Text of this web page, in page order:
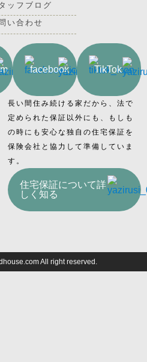
ッフブログ
い合わせ
facebook TikTok
長い間住み続ける家だから、法で
定められた保証以外にも、もしも
の時にも安心な独自の住宅保証を
保険会社と協力して準備していま
す。
住宅保証について詳
しく知る
All right reserved.